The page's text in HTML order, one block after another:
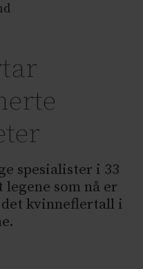
spesialister i 33
som nå er
kvinneflertall i